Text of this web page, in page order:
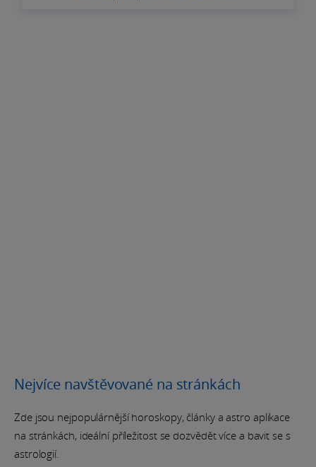
Nejvíce navštěvované na stránkách
Zde jsou nejpopulárnější horoskopy, články a astro aplikace
na stránkách, ideální příležitost se dozvědět více a bavit se s
astrologií.